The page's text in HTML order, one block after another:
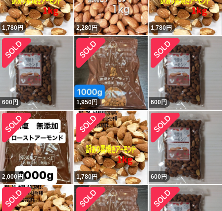
1,780円 2,280円 1,780円
600円 1,950円 600円
2,000 円 1,780円 600円